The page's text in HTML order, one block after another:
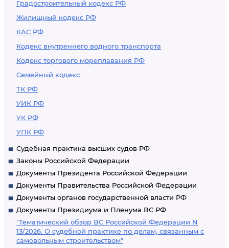
Градостроительный кодекс РФ
Жилищный кодекс РФ
КАС РФ
Кодекс внутреннего водного транспорта
Кодекс торгового мореплавания РФ
Семейный кодекс
ТК РФ
УИК РФ
УК РФ
УПК РФ
Судебная практика высших судов РФ
Законы Российской Федерации
Документы Президента Российской Федерации
Документы Правительства Российской Федерации
Документы органов государственной власти РФ
Документы Президиума и Пленума ВС РФ
"Тематический обзор ВС Российской Федерации N
13/2026. О судебной практике по делам, связанным с
самовольным строительством"